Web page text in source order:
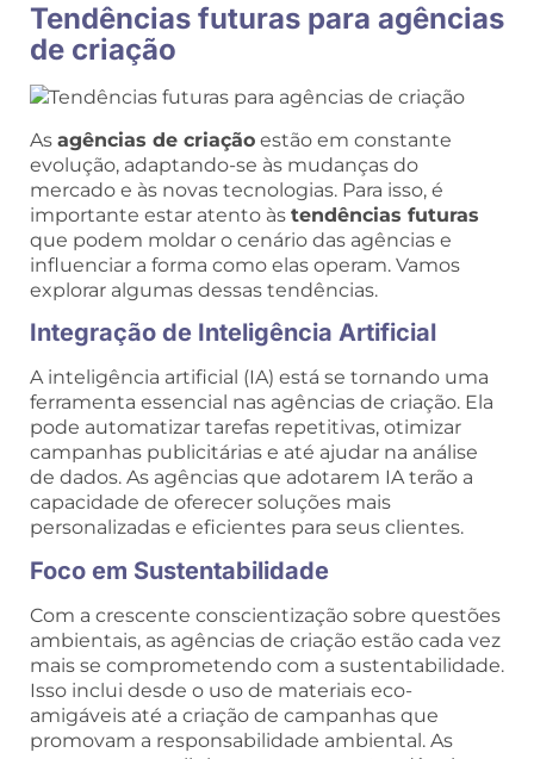
Tendências futuras para agências
de criação
As agências de criação estão em constante
evolução, adaptando-se às mudanças do
mercado e às novas tecnologias. Para isso, é
importante estar atento às tendências futuras
que podem moldar o cenário das agências e
influenciar a forma como elas operam. Vamos
explorar algumas dessas tendências.
Integração de Inteligência Artificial
A inteligência artificial (IA) está se tornando uma
ferramenta essencial nas agências de criação. Ela
pode automatizar tarefas repetitivas, otimizar
campanhas publicitárias e até ajudar na análise
de dados. As agências que adotarem IA terão a
capacidade de oferecer soluções mais
personalizadas e eficientes para seus clientes.
Foco em Sustentabilidade
Com a crescente conscientização sobre questões
ambientais, as agências de criação estão cada vez
mais se comprometendo com a sustentabilidade.
Isso inclui desde o uso de materiais eco-
amigáveis até a criação de campanhas que
promovam a responsabilidade ambiental. As